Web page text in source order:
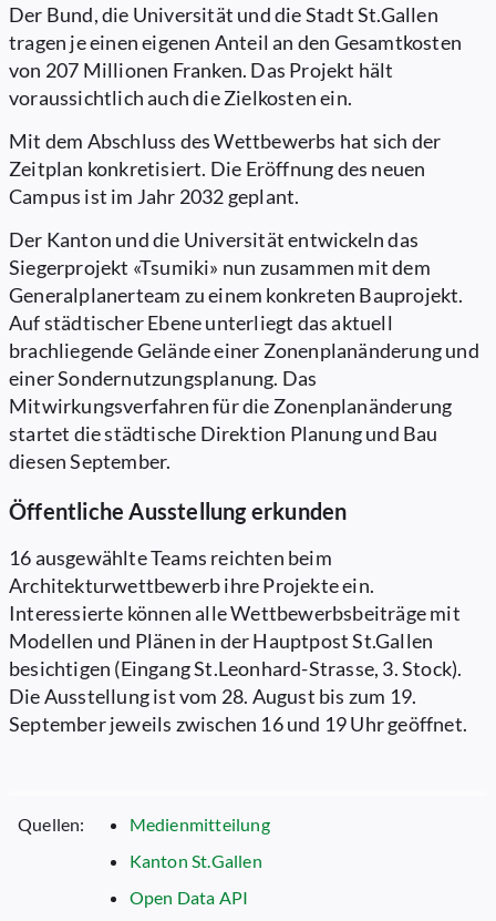
Der Bund, die Universität und die Stadt St.Gallen
tragen je einen eigenen Anteil an den Gesamtkosten
von 207 Millionen Franken. Das Projekt hält
voraussichtlich auch die Zielkosten ein.
Mit dem Abschluss des Wettbewerbs hat sich der
Zeitplan konkretisiert. Die Eröffnung des neuen
Campus ist im Jahr 2032 geplant.
Der Kanton und die Universität entwickeln das
Siegerprojekt «Tsumiki» nun zusammen mit dem
Generalplanerteam zu einem konkreten Bauprojekt.
Auf städtischer Ebene unterliegt das aktuell
brachliegende Gelände einer Zonenplanänderung und
einer Sondernutzungsplanung. Das
Mitwirkungsverfahren für die Zonenplanänderung
startet die städtische Direktion Planung und Bau
diesen September.
Öffentliche Ausstellung erkunden
16 ausgewählte Teams reichten beim
Architekturwettbewerb ihre Projekte ein.
Interessierte können alle Wettbewerbsbeiträge mit
Modellen und Plänen in der Hauptpost St.Gallen
besichtigen (Eingang St.Leonhard-Strasse, 3. Stock).
Die Ausstellung ist vom 28. August bis zum 19.
September jeweils zwischen 16 und 19 Uhr geöffnet.
Quellen:
Medienmitteilung
Kanton St.Gallen
Open Data API